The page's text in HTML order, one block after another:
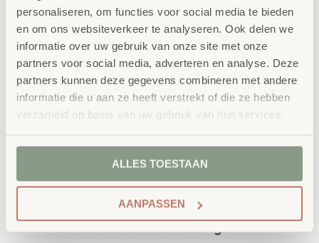
personaliseren, om functies voor social media te bieden
en om ons websiteverkeer te analyseren. Ook delen we
informatie over uw gebruik van onze site met onze
partners voor social media, adverteren en analyse. Deze
partners kunnen deze gegevens combineren met andere
informatie die u aan ze heeft verstrekt of die ze hebben
verzameld op basis van uw gebruik van hun services.
ALLES TOESTAAN
AANPASSEN
aansluit bij de behoeften van kinderen én
leerkrachten.
Waarom School Concept?
Maatwerk: ieder project start vanuit uw idee
en onze ervaring
Kwaliteit: al ons school- en
kinderopvangmeubilair is uitvoerig getest en